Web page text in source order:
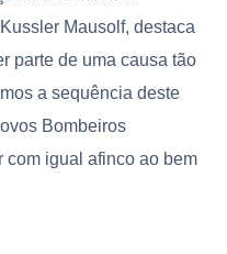
Mausolf, destaca
parte de uma causa tão
a sequência deste
Bombeiros
com igual afinco ao bem